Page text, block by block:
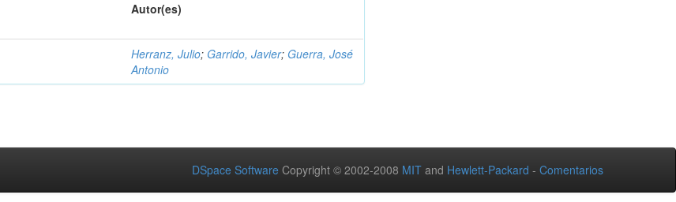
Autor(es)
Herranz, Julio; Garrido, Javier; Guerra, José
Antonio
DSpace Software Copyright © 2002-2008 MIT and Hewlett-Packard - Comentarios